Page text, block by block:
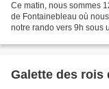
Ce matin, nous sommes
de Fontainebleau où
notre rando vers 9h sous
Galette des rois